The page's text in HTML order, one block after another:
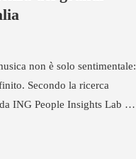
non è solo sentimentale:
Secondo la ricerca
ING People Insights Lab …